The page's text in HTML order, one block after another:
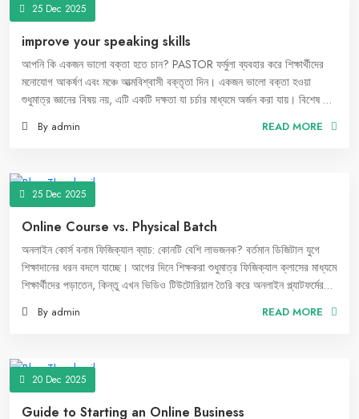
25 Dec 2025
improve your speaking skills
আপনি কি একজন ভালো বক্তা হতে চান? PASTOR ফর্মুলা ব্যবহার করে শিক্ষার্থীদের
মনোযোগ আকর্ষণ এবং মঞ্চে আত্মবিশ্বাসী বক্তৃতা দিন। একজন ভালো বক্তা হওয়া
শুধুমাত্র জ্ঞানের বিষয় নয়, এটি একটি দক্ষতা যা চর্চার মাধ্যমে অর্জন করা যায়। বিশেষ করে
মনোযোগ ধরে রাখা এবং কার্যকরভাবে শিক্ষাদান করা অত্যন্ত গুরুত্বপূর্ণ। এই ক্ষেত্রে
By admin READ MORE
25 Dec 2025
Online Course vs. Physical Batch
অনলাইন কোর্স বনাম ফিজিক্যাল ব্যাচ: কোনটি বেশি লাভজনক? বর্তমান ডিজিটাল যুগে
শিক্ষাদানের ধরন বদলে যাচ্ছে। আগের দিনে শিক্ষকরা শুধুমাত্র ফিজিক্যাল ক্লাসের মাধ্যমে
শিক্ষার্থীদের পড়াতেন, কিন্তু এখন ভিডিও টিউটোরিয়াল তৈরি করে অনলাইন প্ল্যাটফর্মের
পরিচালনার পরিবর্তে অনলাইন কোর্স বিক্রি করে অনেক বেশি লাভবান হচ্ছেন। কিন্তু
By admin READ MORE
20 Dec 2025
Guide to Starting an Online Business